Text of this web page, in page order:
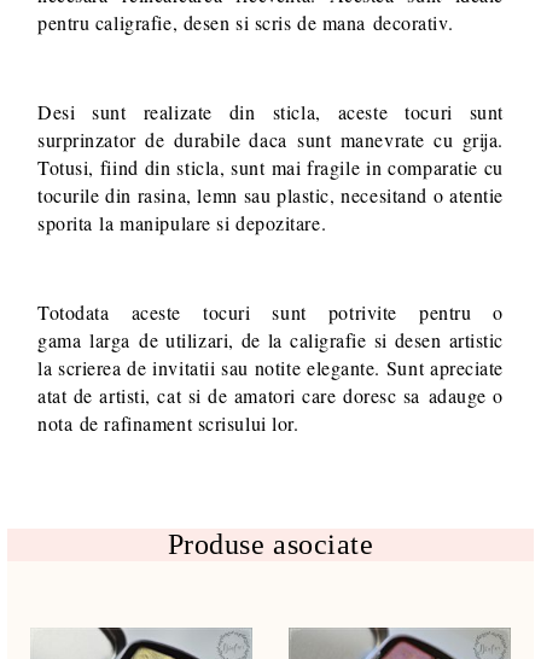
pentru caligrafie, desen si scris de mana decorativ.
Desi sunt realizate din sticla, aceste tocuri sunt
surprinzator de durabile daca sunt manevrate cu grija.
Totusi, fiind din sticla, sunt mai fragile in comparatie cu
tocurile din rasina, lemn sau plastic, necesitand o atentie
sporita la manipulare si depozitare.
Totodata aceste tocuri sunt potrivite pentru o
gama larga de utilizari, de la caligrafie si desen artistic
la scrierea de invitatii sau notite elegante. Sunt apreciate
atat de artisti, cat si de amatori care doresc sa adauge o
nota de rafinament scrisului lor.
Produse asociate